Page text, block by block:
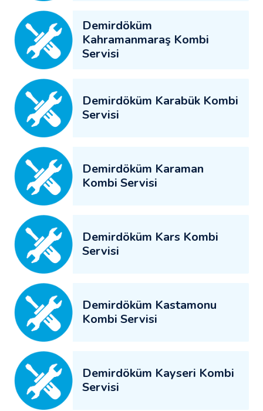
Demirdöküm
Kahramanmaraş Kombi
Servisi
Demirdöküm Karabük Kombi
Servisi
Demirdöküm Karaman
Kombi Servisi
Demirdöküm Kars Kombi
Servisi
Demirdöküm Kastamonu
Kombi Servisi
Demirdöküm Kayseri Kombi
Servisi